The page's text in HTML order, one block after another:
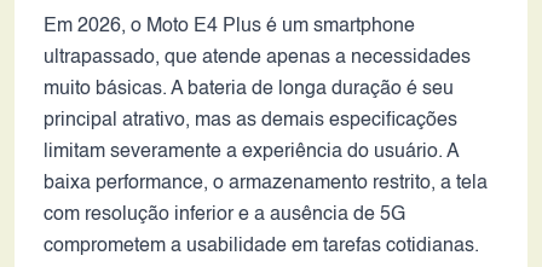
Em 2026, o Moto E4 Plus é um smartphone
ultrapassado, que atende apenas a necessidades
muito básicas. A bateria de longa duração é seu
principal atrativo, mas as demais especificações
limitam severamente a experiência do usuário. A
baixa performance, o armazenamento restrito, a tela
com resolução inferior e a ausência de 5G
comprometem a usabilidade em tarefas cotidianas.